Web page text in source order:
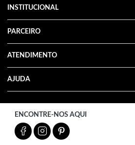
INSTITUCIONAL
PARCEIRO
ATENDIMENTO
AJUDA
ENCONTRE-NOS AQUI